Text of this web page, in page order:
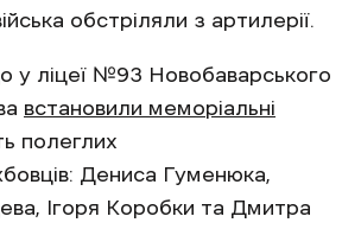
обстріляли з артилерії.
у ліцеї №93 Новобаварського
встановили меморіальні
полеглих
Дениса Гуменюка,
Ігоря Коробки та Дмитра